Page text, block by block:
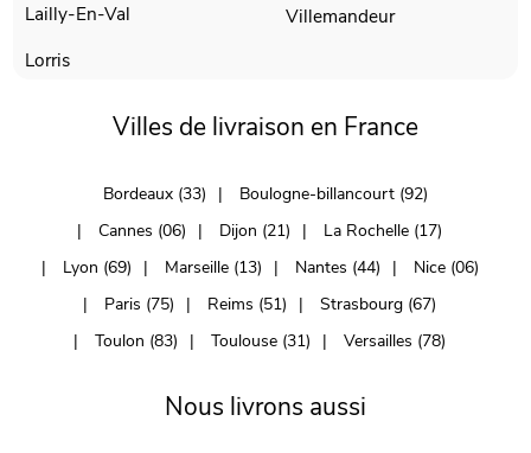
Lailly-En-Val
Lorris
Villemandeur
Villes de livraison en France
Bordeaux (33)
Boulogne-billancourt (92)
Cannes (06)
Dijon (21)
La Rochelle (17)
Lyon (69)
Marseille (13) Nantes (44)
Nice (06)
Paris (75)
Reims (51)
Strasbourg (67)
Toulon (83)
Toulouse (31) Versailles (78)
Nous livrons aussi